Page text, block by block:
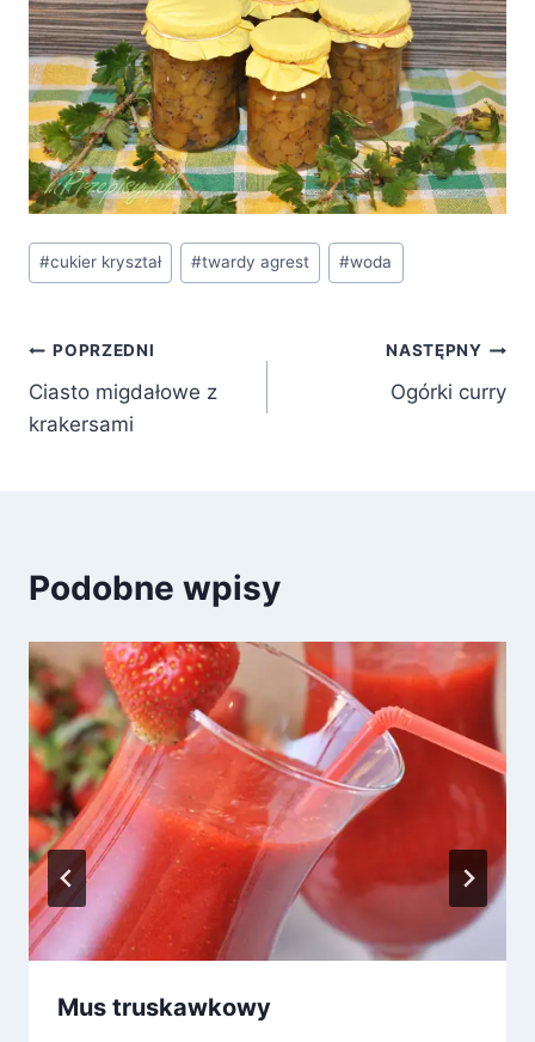
Tagi
wpisu:
#cukier kryształ #twardy agrest #woda
Nawigacja
wpisu
POPRZEDNI
Ciasto migdałowe z
krakersami
NASTĘPNY
Ogórki curry
Podobne wpisy
Mus truskawkowy